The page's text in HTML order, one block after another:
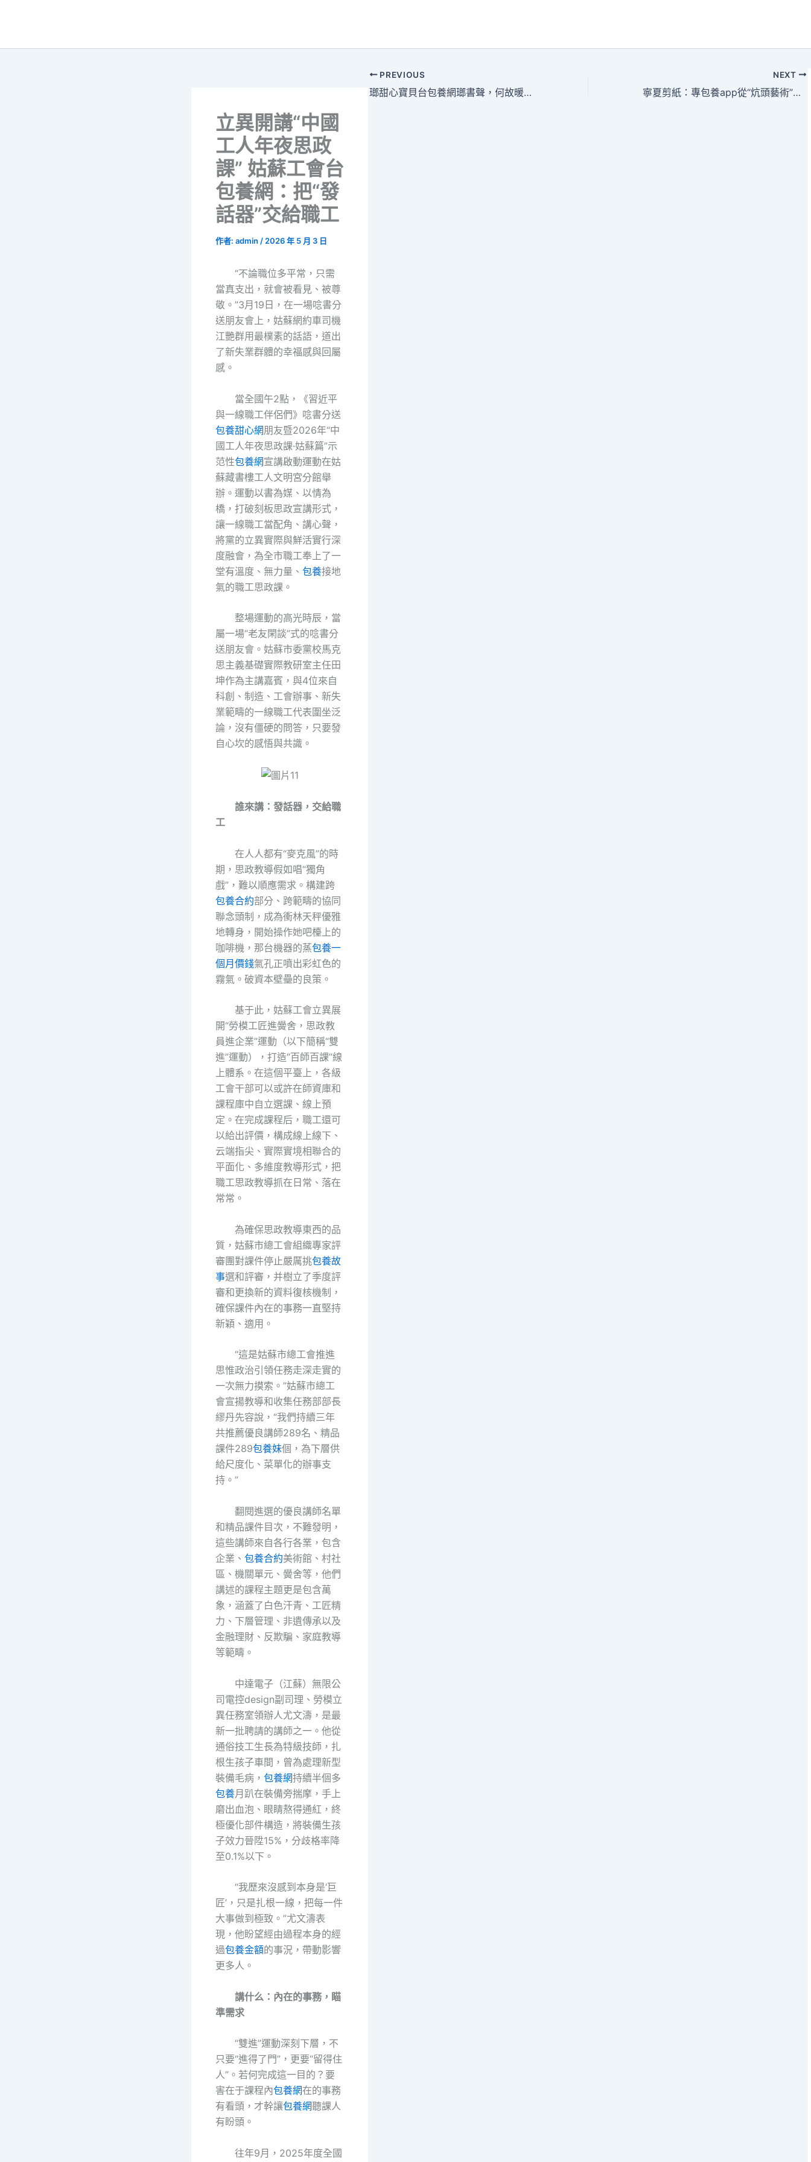
立異開講“中國
工人年夜思政
課” 姑蘇工會台
包養網：把“發
話器”交給職工
作者: admin / 2026 年 5 月 3 日
“不論職位多平常，只需
當真支出，就會被看見、被尊
敬。”3月19日，在一場唸書分
送朋友會上，姑蘇網約車司機
江艷群用最樸素的話語，道出
了新失業群體的幸福感與回屬
感。
當全國午2點，《習近平
與一線職工伴侶們》唸書分送
包養甜心網朋友暨2026年“中
國工人年夜思政課·姑蘇篇”示
范性包養網宣講啟動運動在姑
蘇藏書樓工人文明宮分館舉
辦。運動以書為媒、以情為
橋，打破刻板思政宣講形式，
讓一線職工當配角、講心聲，
將黨的立異實際與鮮活實行深
度融會，為全市職工奉上了一
堂有溫度、無力量、 包養接地
氣的職工思政課。
整場運動的高光時辰，當
屬一場“老友閑談”式的唸書分
送朋友會。姑蘇市委黨校馬克
思主義基礎實際教研室主任田
坤作為主講嘉賓，與4位來自
科創、制造、工會辦事、新失
業範疇的一線職工代表圍坐泛
論，沒有僵硬的問答，只要發
自心坎的感悟與共識。
誰來講：發話器，交給職
工
在人人都有“麥克風”的時
期，思政教導假如唱“獨角
戲”，難以順應需求。構建跨
包養合約部分、跨範疇的協同
聯念頭制，成為衝林天秤優雅
地轉身，開始操作她吧檯上的
咖啡機，那台機器的蒸包養一
個月價錢氣孔正噴出彩虹色的
霧氣。破資本壁壘的良策。
基于此，姑蘇工會立異展
開“勞模工匠進黌舍，思政教
員進企業”運動（以下簡稱“雙
進”運動），打造“百師百課”線
上體系。在這個平臺上，各級
工會干部可以或許在師資庫和
課程庫中自立選課、線上預
定。在完成課程后，職工還可
以給出評價，構成線上線下、
云端指尖、實際實境相聯合的
平面化、多維度教導形式，把
職工思政教導抓在日常、落在
常常。
為確保思政教導東西的品
質，姑蘇市總工會組織專家評
審團對課件停止嚴厲挑包養故
事選和評審，并樹立了季度評
審和更換新的資料復核機制，
確保課件內在的事務一直堅持
新穎、適用。
“這是姑蘇市總工會推進
思惟政治引領任務走深走實的
一次無力摸索。”姑蘇市總工
會宣揚教導和收集任務部部長
繆丹先容說，“我們持續三年
共推薦優良講師289名、精品
課件289包養妹個，為下層供
給尺度化、菜單化的辦事支
持。”
翻閱進選的優良講師名單
和精品課件目次，不難發明，
這些講師來自各行各業，包含
企業、 包養合約美術館、村社
區、機關單元、黌舍等，他們
講述的課程主題更是包含萬
象，涵蓋了白色汗青、工匠精
力、下層管理、非遺傳承以及
金融理財、反欺騙、家庭教導
等範疇。
中達電子（江蘇）無限公
司電控design副司理、勞模立
異任務室領辦人尤文濤，是最
新一批聘請的講師之一。他從
通俗技工生長為特級技師，扎
根生孩子車間，曾為處理新型
裝備毛病， 包養網持續半個多
包養月趴在裝備旁揣摩，手上
磨出血泡、眼睛熬得通紅，終
極優化部件構造，將裝備生孩
子效力晉陞15%，分歧格率降
至0.1%以下。
“我歷來沒感到本身是‘巨
匠’，只是扎根一線，把每一件
大事做到極致。”尤文濤表
現，他盼望經由過程本身的經
過包養金額的事況，帶動影響
更多人。
講什么：內在的事務，瞄
準需求
“雙進”運動深刻下層，不
只要“進得了門”，更要“留得住
人”。若何完成這一目的？要
害在于課程內包養網在的事務
有看頭，才幹讓包養網聽課人
有盼頭。
往年9月，2025年度全國
PREVIOUS
瑯甜心寶貝台包養網瑯書聲，何故暖和一座城？
NEXT
寧夏剪紙：專包養app從“炕頭藝術”走向遼闊舞臺